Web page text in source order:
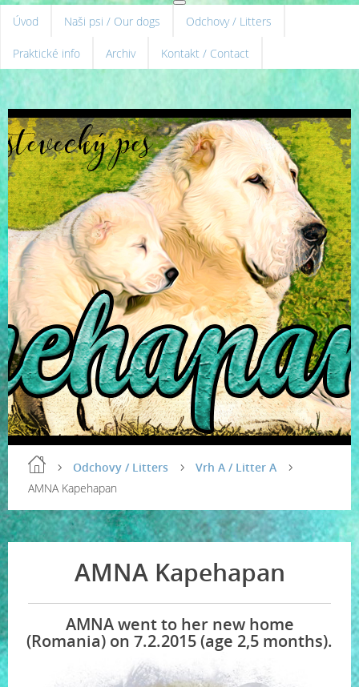
Úvod Naši psi / Our dogs Odchovy / Litters
Praktické info Archiv Kontakt / Contact
Odchovy / Litters
Vrh A / Litter A
AMNA Kapehapan
AMNA Kapehapan
AMNA went to her new home
(Romania) on 7.2.2015 (age 2,5 months).